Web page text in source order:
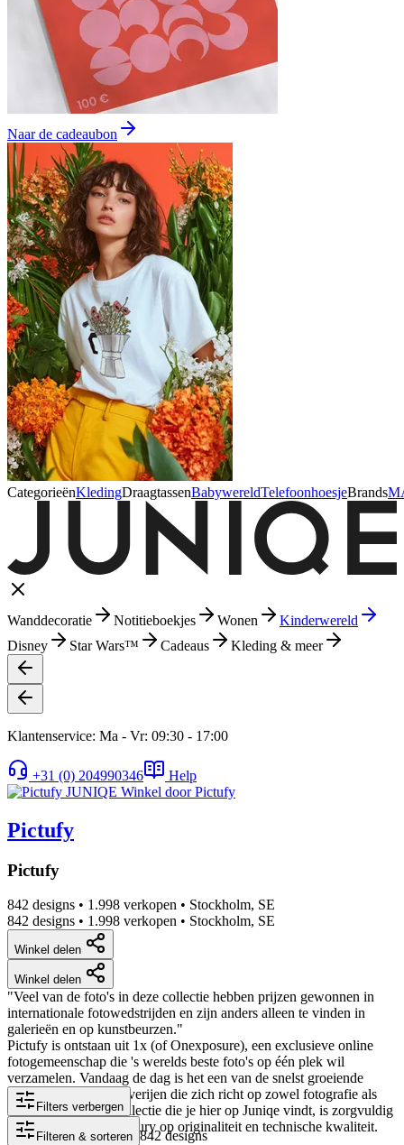
Naar de cadeaubon
CategorieënKledingDraagtassenBabywereldTelefoonhoesjeBrands
Wanddecoratie Notitieboekjes Wonen
Kinderwereld
Disney
Star Wars™ Cadeaus Kleding & meer
Klantenservice: Ma - Vr: 09:30 - 17:00
+31 (0) 204990346 Help
Pictufy
Pictufy
842 designs • 1.998 verkopen • Stockholm, SE
842 designs • 1.998 verkopen • Stockholm, SE
Winkel delen
Winkel delen
"Veel van de foto's in deze collectie hebben prijzen gewonnen in
internationale fotowedstrijden en zijn anders alleen te vinden in
galerieën en op kunstbeurzen."
Pictufy is ontstaan uit 1x (of Onexposure), een exclusieve online
fotogemeenschap die 's werelds beste foto's op één plek wil
verzamelen. Vandaag de dag is het een van de snelst groeiende
kunst- en designuitgeverijen die zich richt op zowel fotografie als
illustraties. De fotocollectie die je hier op Juniqe vindt, is zorgvuldig
geselecteerd door een jury op originaliteit en technische kwaliteit.
Filters verbergen
Filteren & sorteren 842 designs